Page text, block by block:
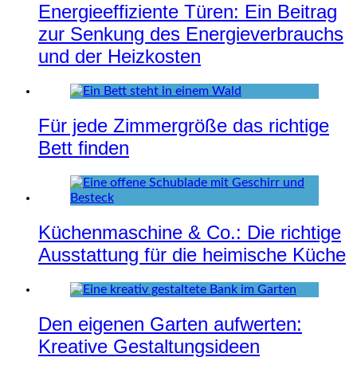
Energieeffiziente Türen: Ein Beitrag
zur Senkung des Energieverbrauchs
und der Heizkosten
Für jede Zimmergröße das richtige
Bett finden
Küchenmaschine & Co.: Die richtige
Ausstattung für die heimische Küche
Den eigenen Garten aufwerten:
Kreative Gestaltungsideen